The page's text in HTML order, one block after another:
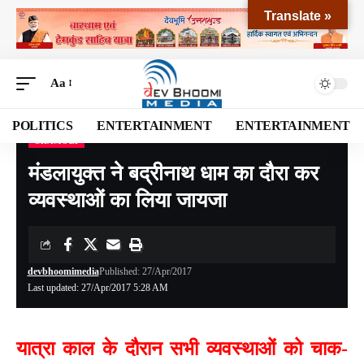
Aa
POLITICS ENTERTAINMENT ENTERTAINMENT
Devbhoomi Media> Blog >NATIONAL>UTTARAKHAND>CHAMOLI>
मंडलायुक्त ने बद्रीनाथ धाम का दौरा कर
व्यवस्थाओं का लिया जायजा
Last updated: 27/Apr/2017 5:28 AM
devbhoomimediaPublished: 27/Apr/2017
यात्रा काल के दौरान सभी व्यवस्थाओं को चाक-
Translate »